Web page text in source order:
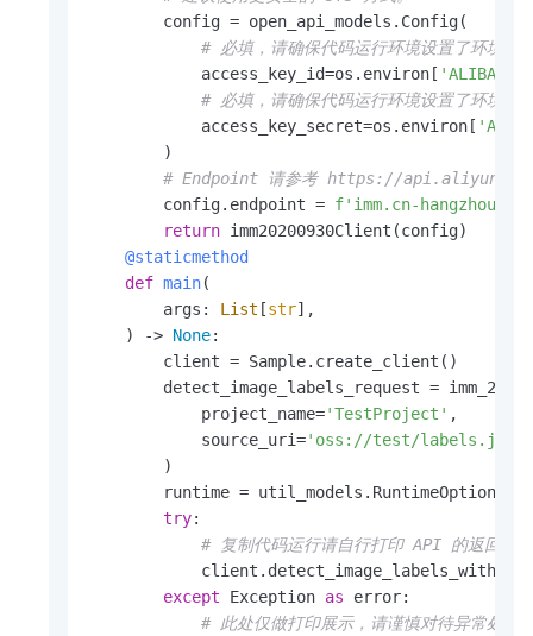
        config = open_api_models.Config(
# 必填，请确保代码运行环境设置了环境变
            access_key_id=os.environ[
# 必填，请确保代码运行环境设置了环境变量
            access_key_secret=os.environ[
        )
# Endpoint 请参考 https://
        config.endpoint =
f'imm.cn-
return
    @staticmethod
def main(
        args:
List [str],
) -> None:
        client = Sample.create_client()
detect_image_labels_request =
            project_name=
'TestProject' ,
            source_uri=
'oss://test/labels.jpg'
        )
        runtime = util_models.RuntimeOptions()
try:
# 复制代码运行请自行打印 API 的返回值
except Exception as error:
# 此处仅做打印展示，请谨慎对待异常处理